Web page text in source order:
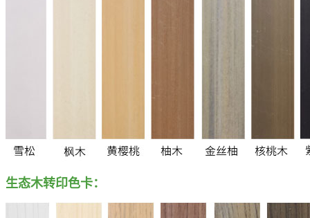
生态木转印色卡：